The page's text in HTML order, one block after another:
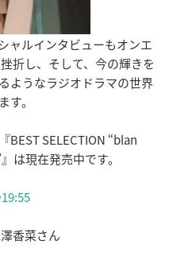
ャルインタビューもオンエ
折し、そして、今の輝きを
ようなラジオドラマの世界
。
SELECTION “blan
は現在発売中です。
香菜さん